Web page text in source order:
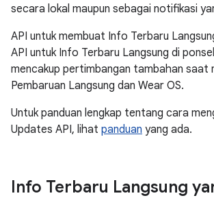
secara lokal maupun sebagai notifikasi
API untuk membuat Info Terbaru
API untuk Info Terbaru Langsung di
mencakup pertimbangan tambahan saat
Pembaruan Langsung dan Wear OS.
Untuk panduan lengkap tentang cara
Updates API, lihat panduan yang ada.
Info Terbaru Langsung